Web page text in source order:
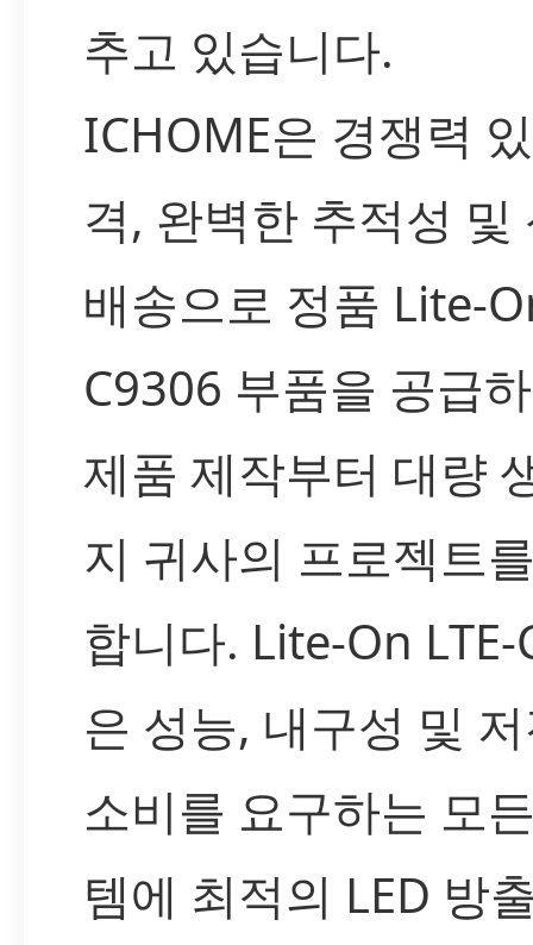
추고 있습니다.
ICHOME은 경쟁력
격, 완벽한 추적성 및
배송으로 정품 Lite-
C9306 부품을 공급
제품 제작부터 대량
지 귀사의 프로젝트
합니다. Lite-On
은 성능, 내구성 및
소비를 요구하는 모
템에 최적의 LED 방